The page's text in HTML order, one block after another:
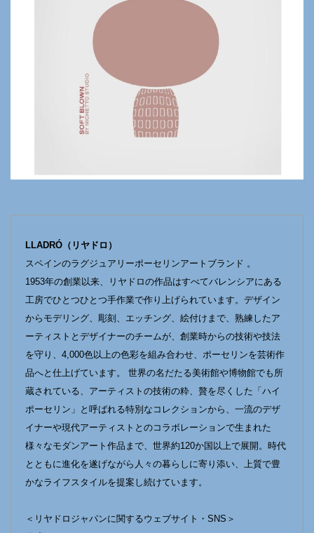
LLADRÓ（リヤドロ）
スペインのラグジュアリーポーセリンアートブランド 。
1953年の創業以来、リヤドロの作品はすべてバレンシアにある
工房でひとつひとつ手作業で作り上げられています。デザイン
からモデリング、彫刻、エッチング、絵付けまで、熟練したア
ーティストとデザイナーのチームが、創業時からの技術や技法
を守り、4,000色以上の色彩を組み合わせ、ポーセリンを芸術作
品へと仕上げています。 世界の名だたる美術館や博物館でも所
蔵されている、アーティストの技術の粋、贅を尽くした「ハイ
ポーセリン」と呼ばれる特別なコレクションから、一流のデザ
イナーや現代アーティストとのコラボレーションで生まれた
様々なモダンアート作品まで、世界約120か国以上で展開。時代
とともに進化を遂げながら人々の暮らしに寄り添い、上質で豊
かなライフスタイルを提案し続けています。
＜リヤドロジャパンに関するウェブサイト・SNS＞